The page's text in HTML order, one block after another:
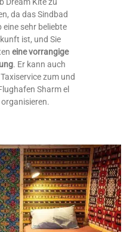
da das Sindbad
eine sehr beliebte
ist, und Sie
eine vorrangige
. Er kann auch
zum und
Sharm el
organisieren.